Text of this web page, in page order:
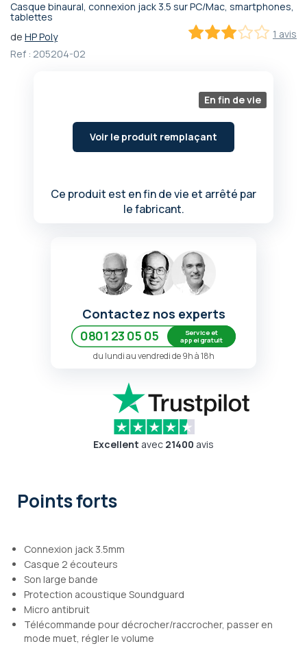
Casque binaural, connexion jack 3.5 sur PC/Mac, smartphones,
tablettes
1 avis
de HP Poly
Ref : 205204-02
En fin de vie
Voir le produit remplaçant
Ce produit est en fin de vie et arrêté par
le fabricant.
Passer
début
de
Contactez nos experts
0801 23 05 05
Service et
appel gratuit
du lundi au vendredi de 9h à 18h
Excellent avec 21400 avis
Points forts
Connexion jack 3.5mm
Casque 2 écouteurs
Son large bande
Protection acoustique Soundguard
Micro antibruit
Télécommande pour décrocher/raccrocher, passer en
mode muet, régler le volume